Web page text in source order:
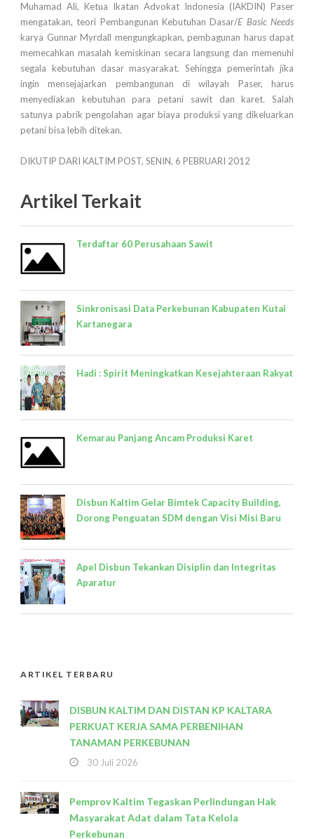
Muhamad Ali, Ketua Ikatan Advokat Indonesia (IAKDIN) Paser
mengatakan, teori Pembangunan Kebutuhan Dasar/E Basic Needs
karya Gunnar Myrdall mengungkapkan, pembagunan harus dapat
memecahkan masalah kemiskinan secara langsung dan memenuhi
segala kebutuhan dasar masyarakat. Sehingga pemerintah jika
ingin mensejajarkan pembangunan di wilayah Paser, harus
menyediakan kebutuhan para petani sawit dan karet. Salah
satunya pabrik pengolahan agar biaya produksi yang dikeluarkan
petani bisa lebih ditekan.
DIKUTIP DARI KALTIM POST, SENIN, 6 PEBRUARI 2012
Artikel Terkait
Terdaftar 60 Perusahaan Sawit
Sinkronisasi Data Perkebunan Kabupaten Kutai
Kartanegara
Hadi : Spirit Meningkatkan Kesejahteraan Rakyat
Kemarau Panjang Ancam Produksi Karet
Disbun Kaltim Gelar Bimtek Capacity Building,
Dorong Penguatan SDM dengan Visi Misi Baru
Apel Disbun Tekankan Disiplin dan Integritas
Aparatur
ARTIKEL TERBARU
DISBUN KALTIM DAN DISTAN KP KALTARA
PERKUAT KERJA SAMA PERBENIHAN
TANAMAN PERKEBUNAN
30 Juli 2026
Pemprov Kaltim Tegaskan Perlindungan Hak
Masyarakat Adat dalam Tata Kelola
Perkebunan